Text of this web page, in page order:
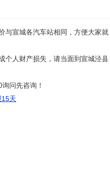
与宣城各汽车站相同，方便大家就
个人财产损失，请当面到宣城泾县
问先咨询！
天